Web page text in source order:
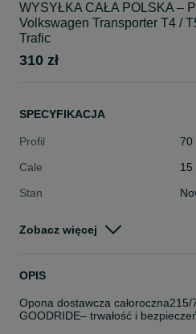
WYSYŁKA CAŁA POLSKA –
Volkswagen Transporter T4 /
Trafic
310 zł
SPECYFIKACJA
Profil
70
Cale
15
Stan
Szerokość
Zobacz więcej
OPIS
Opona dostawcza
GOODRIDE– trwałość i